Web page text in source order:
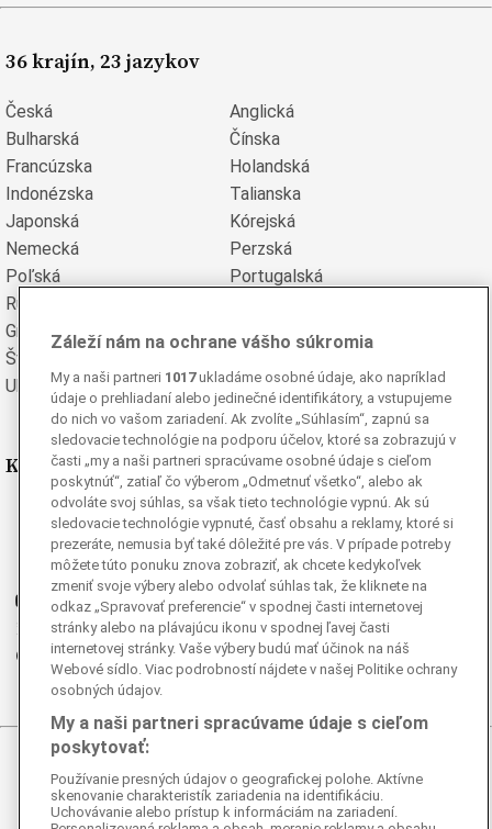
36 krajín, 23 jazykov
Česká
Anglická
Bulharská
Čínska
Francúzska
Holandská
Indonézska
Talianska
Japonská
Kórejská
Nemecká
Perzská
Poľská
Portugalská
Rumunská
Grécka
Španielska
Švédska
Ukrajinská
Vietnamská
Kde nás nájdete
Facebook
Instagram
Ganjing
Youtube
Twitter
Telegram
RSS
© 2026 Epoch Times Slovensko
Všetky práva vyhradené. Publikovanie alebo ďalšie šírenie
Záleží nám na ochrane vášho súkromia
My a naši partneri 1017ukladáme osobné údaje, ako napríklad
údaje o prehliadaní alebo jedinečné identifikátory, a vstupujeme
do nich vo vašom zariadení. Ak zvolíte „Súhlasím“, zapnú sa
sledovacie technológie na podporu účelov, ktoré sa zobrazujú v
časti „my a naši partneri spracúvame osobné údaje s cieľom
poskytnúť“, zatiaľ čo výberom „Odmetnuť všetko“, alebo ak
odvoláte svoj súhlas, sa však tieto technológie vypnú. Ak sú
sledovacie technológie vypnuté, časť obsahu a reklamy, ktoré si
prezeráte, nemusia byť také dôležité pre vás. V prípade potreby
môžete túto ponuku znova zobraziť, ak chcete kedykoľvek
zmeniť svoje výbery alebo odvolať súhlas tak, že kliknete na
odkaz „Spravovať preferencie“ v spodnej časti internetovej
stránky alebo na plávajúcu ikonu v spodnej ľavej časti
internetovej stránky. Vaše výbery budú mať účinok na náš
Webové sídlo. Viac podrobností nájdete v našej Politike ochrany
osobných údajov.
My a naši partneri spracúvame údaje s cieľom
poskytovať:
Používanie presných údajov o geografickej polohe. Aktívne
skenovanie charakteristík zariadenia na identifikáciu.
Uchovávanie alebo prístup k informáciám na zariadení.